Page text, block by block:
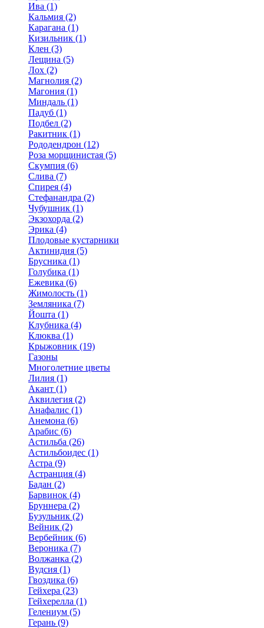
Ива (1)
Кальмия (2)
Карагана (1)
Кизильник (1)
Клен (3)
Лещина (5)
Лох (2)
Магнолия (2)
Магония (1)
Миндаль (1)
Падуб (1)
Подбел (2)
Ракитник (1)
Рододендрон (12)
Роза морщинистая (5)
Скумпия (6)
Слива (7)
Спирея (4)
Стефанандра (2)
Чубушник (1)
Экзохорда (2)
Эрика (4)
Плодовые кустарники
Актинидия (5)
Брусника (1)
Голубика (1)
Ежевика (6)
Жимолость (1)
Земляника (7)
Йошта (1)
Клубника (4)
Клюква (1)
Крыжовник (19)
Газоны
Многолетние цветы
Лилия (1)
Акант (1)
Аквилегия (2)
Анафалис (1)
Анемона (6)
Арабис (6)
Астильба (26)
Астильбоидес (1)
Астра (9)
Астранция (4)
Бадан (2)
Барвинок (4)
Бруннера (2)
Бузульник (2)
Вейник (2)
Вербейник (6)
Вероника (7)
Волжанка (2)
Вудсия (1)
Гвоздика (6)
Гейхера (23)
Гейхерелла (1)
Гелениум (5)
Герань (9)